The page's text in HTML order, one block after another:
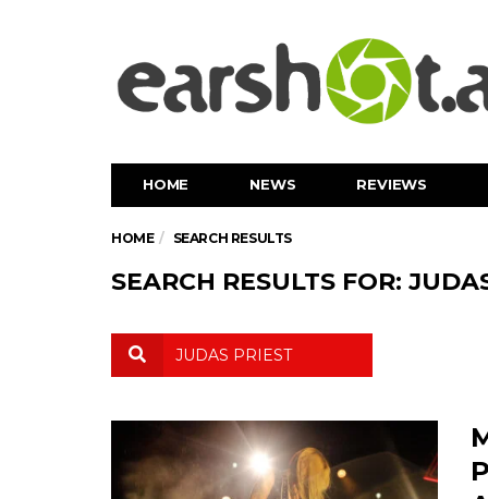
HOME NEWS REVIEWS
HOME SEARCH RESULTS
SEARCH RESULTS FOR: